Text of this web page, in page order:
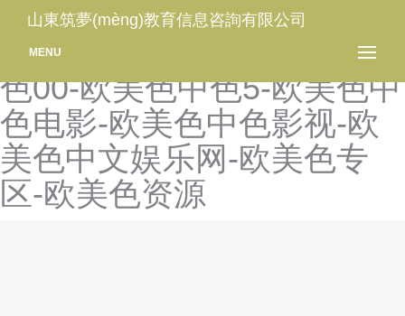
欧美色院-欧美色站导航豆
花-欧美色中和色-欧美色中
色00-欧美色中色5-欧美色中
色电影-欧美色中色影视-欧
美色中文娱乐网-欧美色专
区-欧美色资源
山東筑夢(mèng)教育信息咨詢有限公司
MENU